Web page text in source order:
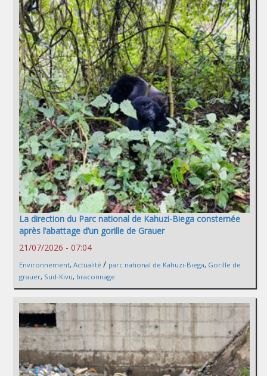
La direction du Parc national de Kahuzi-Biega consternée
après l’abattage d’un gorille de Grauer
21/07/2026 - 07:04
Environnement, Actualité / parc national de Kahuzi-Biega, Gorille de
grauer, Sud-Kivu, braconnage